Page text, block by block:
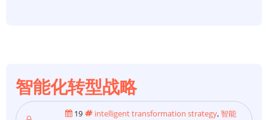
第
2
智能化转型战略
19
intelligent transformation strategy, 智能